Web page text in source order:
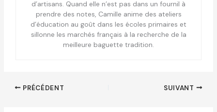
d’artisans. Quand elle n’est pas dans un fournil à
prendre des notes, Camille anime des ateliers
d’éducation au goût dans les écoles primaires et
sillonne les marchés français à la recherche de la
meilleure baguette tradition.
PRÉCÉDENT SUIVANT